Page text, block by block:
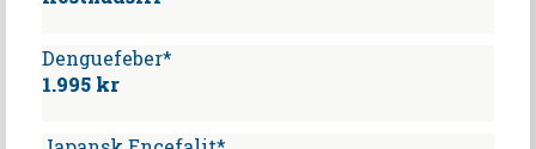
Denguefeber*
1.995 kr